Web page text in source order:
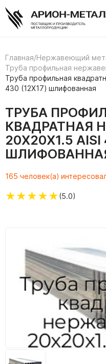
Главная/Нержавеющий
Труба профильная
Труба профильная
430 (12Х17) шлифованная
ТРУБА
КВАДРАТНАЯ
20Х20Х1.5 AISI
165 человек(а)
★★★★★(5.0)